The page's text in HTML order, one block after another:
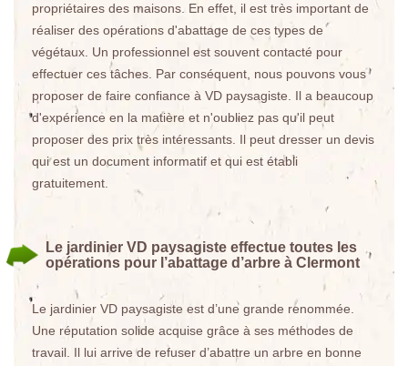
propriétaires des maisons. En effet, il est très important de
réaliser des opérations d'abattage de ces types de
végétaux. Un professionnel est souvent contacté pour
effectuer ces tâches. Par conséquent, nous pouvons vous
proposer de faire confiance à VD paysagiste. Il a beaucoup
d'expérience en la matière et n'oubliez pas qu'il peut
proposer des prix très intéressants. Il peut dresser un devis
qui est un document informatif et qui est établi
gratuitement.
Le jardinier VD paysagiste effectue toutes les
opérations pour l’abattage d’arbre à Clermont
Le jardinier VD paysagiste est d’une grande renommée.
Une réputation solide acquise grâce à ses méthodes de
travail. Il lui arrive de refuser d’abattre un arbre en bonne